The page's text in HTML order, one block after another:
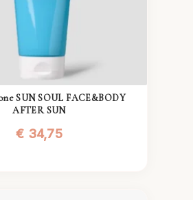
SUN SOUL FACE&BODY
AFTER SUN
€ 34,75